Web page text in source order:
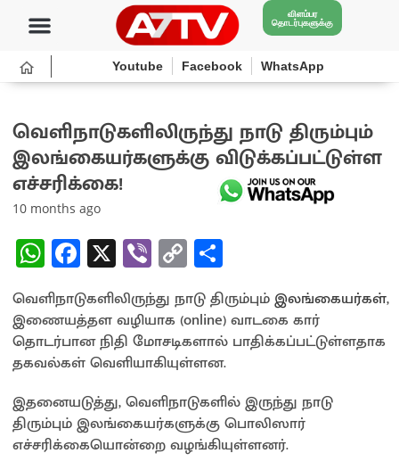
விளம்பர
தொடர்புகளுக்கு
Youtube Facebook WhatsApp
வெளிநாடுகளிலிருந்து நாடு திரும்பும்
இலங்கையர்களுக்கு விடுக்கப்பட்டுள்ள
எச்சரிக்கை!
10 months ago
W
h
at
sA
p
p
Fa
ce
b
o
o
k
X Vi
b
er
C
o
py
Li
n
k
ar
e
வெளிநாடுகளிலிருந்து நாடு திரும்பும்இலங்கையர்கள்,
இணையத்தள வழியாக (online) வாடகை கார்
தொடர்பான நிதி மோசடிகளால் பாதிக்கப்பட்டுள்ளதாக
தகவல்கள் வெளியாகியுள்ளன.
இதனையடுத்து, வெளிநாடுகளில் இருந்து நாடு
திரும்பும் இலங்கையர்களுக்கு பொலிஸார்
எச்சரிக்கையொன்றை வழங்கியுள்ளனர்.